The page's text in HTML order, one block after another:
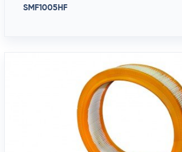
SMF1005HF